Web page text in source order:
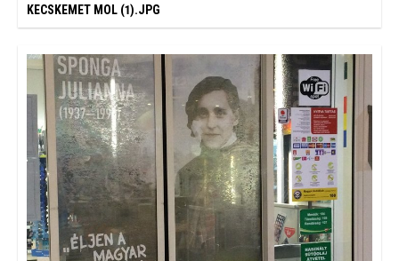
KECSKEMET MOL (1).JPG